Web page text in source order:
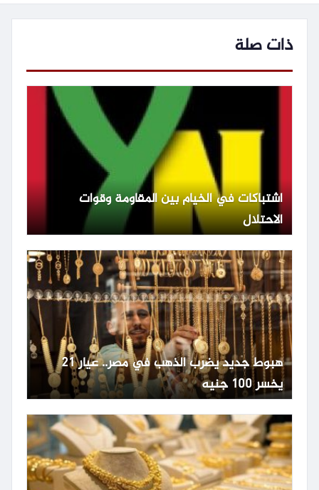
ذات صلة
اشتباكات في الخيام بين المقاومة وقوات
الاحتلال
هبوط جديد يضرب الذهب في مصر.. عيار 21
يخسر 100 جنيه